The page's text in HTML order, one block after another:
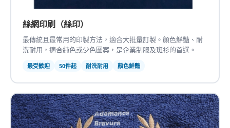
絲網印刷（絲印）
最傳統且最常用的印製方法，適合大批量訂製。顏色鮮豔、耐
洗耐用，適合純色或少色圖案，是企業制服及班衫的首選。
最受歡迎 50件起 耐洗耐用 顏色鮮豔